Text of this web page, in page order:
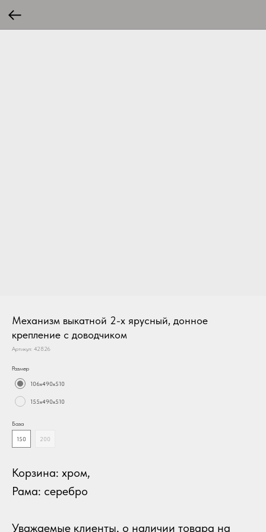
Механизм выкатной 2-х ярусный, донное
крепление с доводчиком
Артикул: 42826
Размер
106х490х510
155х490х510
База
150 200
Корзина: хром,
Рама: серебро
Уважаемые клиенты, о наличии товара на